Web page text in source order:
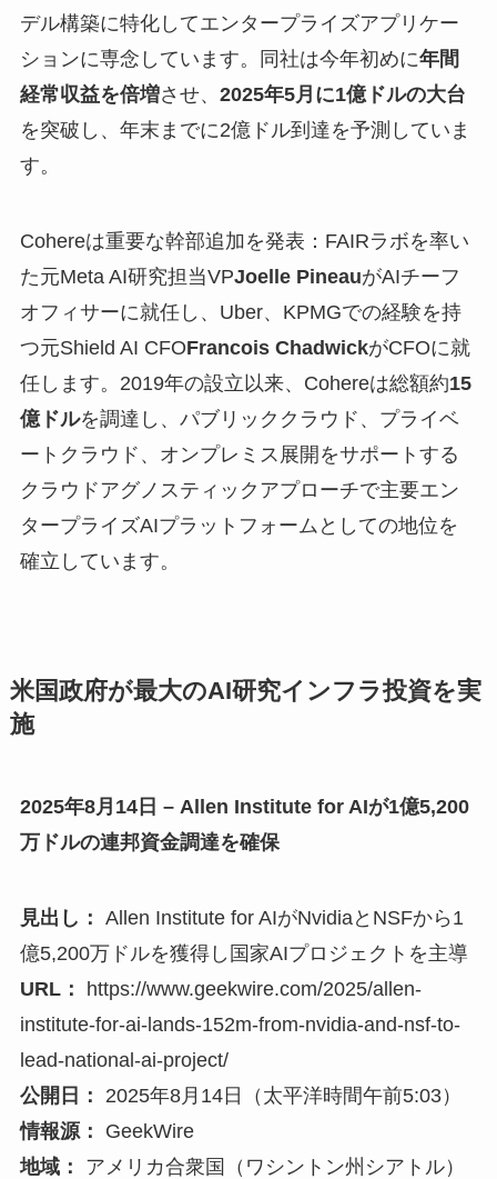
デル構築に特化してエンタープライズアプリケー
ションに専念しています。同社は今年初めに年間
経常収益を倍増させ、 2025年5月に1億ドルの大台
を突破し、年末までに2億ドル到達を予測していま
す。
Cohereは重要な幹部追加を発表：FAIRラボを率い
た元Meta AI研究担当VPJoelle PineauがAIチーフ
オフィサーに就任し、Uber、KPMGでの経験を持
つ元Shield AI CFOFrancois ChadwickがCFOに就
任します。2019年の設立以来、Cohereは総額約15
億ドルを調達し、パブリッククラウド、プライベ
ートクラウド、オンプレミス展開をサポートする
クラウドアグノスティックアプローチで主要エン
タープライズAIプラットフォームとしての地位を
確立しています。
米国政府が最大のAI研究インフラ投資を実
施
2025年8月14日 – Allen Institute for AIが1億5,200
万ドルの連邦資金調達を確保
見出し： Allen Institute for AIがNvidiaとNSFから1
億5,200万ドルを獲得し国家AIプロジェクトを主導
URL：
https://www.geekwire.com/2025/allen-
institute-for-ai-lands-152m-from-nvidia-and-nsf-to-
lead-national-ai-project/
公開日：
2025年8月14日（太平洋時間午前5:03）
情報源：
GeekWire
地域：
アメリカ合衆国（ワシントン州シアトル）